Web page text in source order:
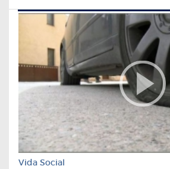
Vida Social